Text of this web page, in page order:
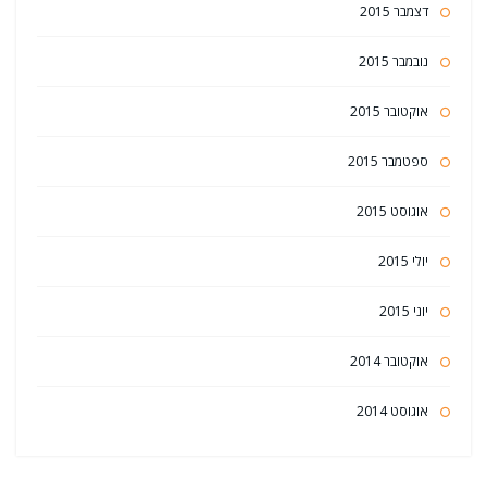
דצמבר 2015
נובמבר 2015
אוקטובר 2015
ספטמבר 2015
אוגוסט 2015
יולי 2015
יוני 2015
אוקטובר 2014
אוגוסט 2014